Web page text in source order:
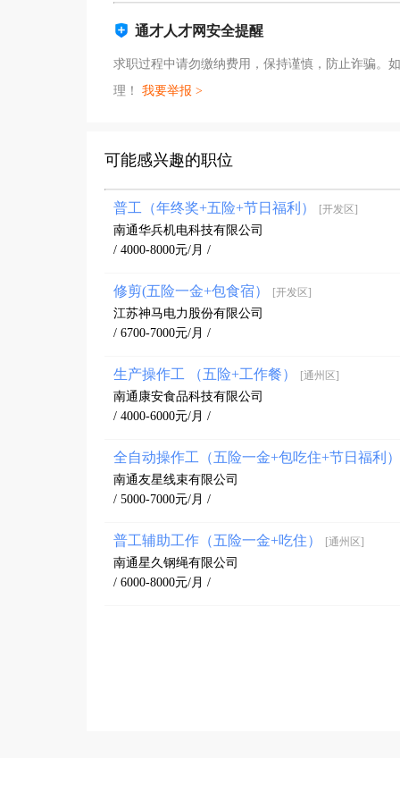
通才人才网安全提醒
求职过程中请勿缴纳费用，保持谨慎，防止诈骗。
理！ 我要举报 >
可能感兴趣的职位
普工（年终奖+五险+节日福利） [开发区]
南通华兵机电科技有限公司
/ 4000-8000元/月 /
修剪(五险一金+包食宿） [开发区]
江苏神马电力股份有限公司
/ 6700-7000元/月 /
生产操作工 （五险+工作餐） [通州区]
南通康安食品科技有限公司
/ 4000-6000元/月 /
全自动操作工（五险一金+包吃住+节日福利
南通友星线束有限公司
/ 5000-7000元/月 /
普工辅助工作（五险一金+吃住） [通州区]
南通星久钢绳有限公司
/ 6000-8000元/月 /